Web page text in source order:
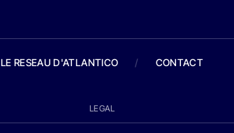
LE RESEAU D'ATLANTICO / CONTACT
LEGAL